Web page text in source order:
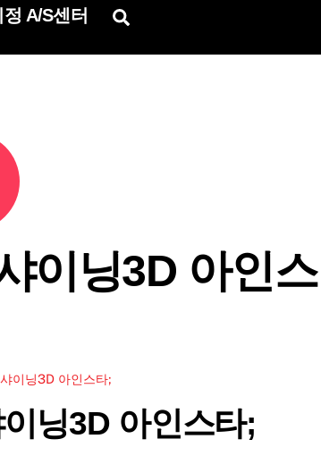
A/S센터
이닝3D 아인스
이닝3D 아인스타;
닝3D 아인스타;